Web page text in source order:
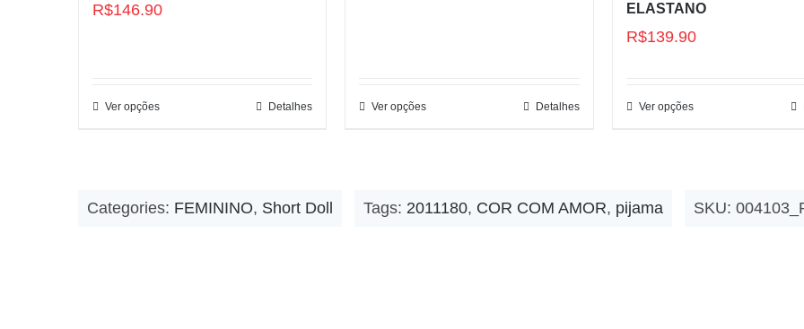
R$146.90
Ver opções Detalhes Ver opções Detalhes
ELASTANO
R$139.90
Ver opções
Categories: FEMININO, Short Doll Tags: 2011180, COR COM AMOR, pijama SKU: